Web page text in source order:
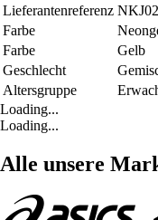
Lieferantenreferenz
Farbe
Farbe
Gelb
Geschlecht
Altersgruppe
Loading...
Loading...
Alle unsere